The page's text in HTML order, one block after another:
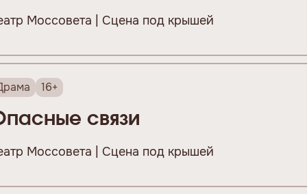
Моссовета | Сцена под крышей
16+
связи
Моссовета | Сцена под крышей